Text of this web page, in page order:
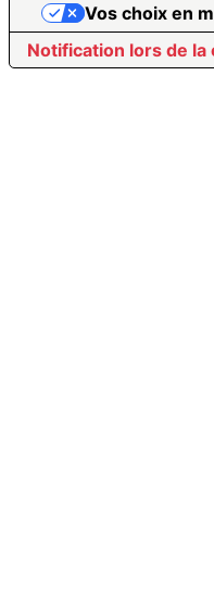
Notification lors de la
Vos choix en